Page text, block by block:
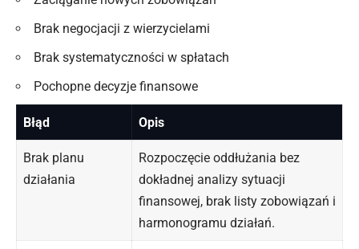
Brak negocjacji z wierzycielami
Brak systematyczności w spłatach
Pochopne decyzje finansowe
Błąd Opis
Brak planu
działania
Rozpoczęcie oddłużania bez
dokładnej analizy sytuacji
finansowej, brak listy zobowiązań i
harmonogramu działań.